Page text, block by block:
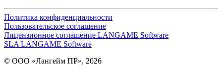
Политика конфиденциальности
Пользовательское соглашение
Лицензионное соглашение LANGAME Software
SLA LANGAME Software
© ООО «Лангейм ПР», 2026